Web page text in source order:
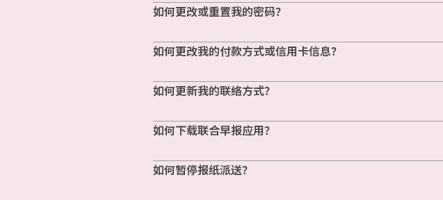
如何更改或重置我的密码？
如何更改我的付款方式或信用卡信息？
如何更新我的联络方式？
如何下载联合早报应用？
如何暂停报纸派送？